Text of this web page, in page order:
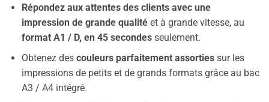
Répondez aux attentes des clients avec une
impression de grande qualitéet à grande vitesse, au
format A1 / D, en 45 secondesseulement.
Obtenez des couleurs parfaitement assortiessur les
impressions de petits et de grands formats grâce au bac
A3 / A4 intégré.